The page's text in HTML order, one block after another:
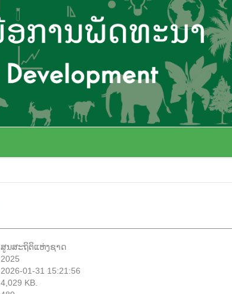
ສູນສະຖິຕິແຫ່ງຊາດ
2025
2026-01-31 15:21:56
4,029 KB.